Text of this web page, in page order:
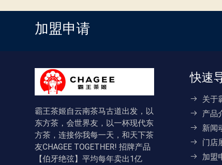
加盟申请
霸王茶姬自云南茶马古道出发，以
东方茶，会世界友，以一杯现代东
方茶，连接你我每一天，和天下茶
友CHAGEE TOGETHER! 招牌产品
【伯牙绝弦】平均每年卖出1亿
快速
关于
产品
新闻
门店
加盟